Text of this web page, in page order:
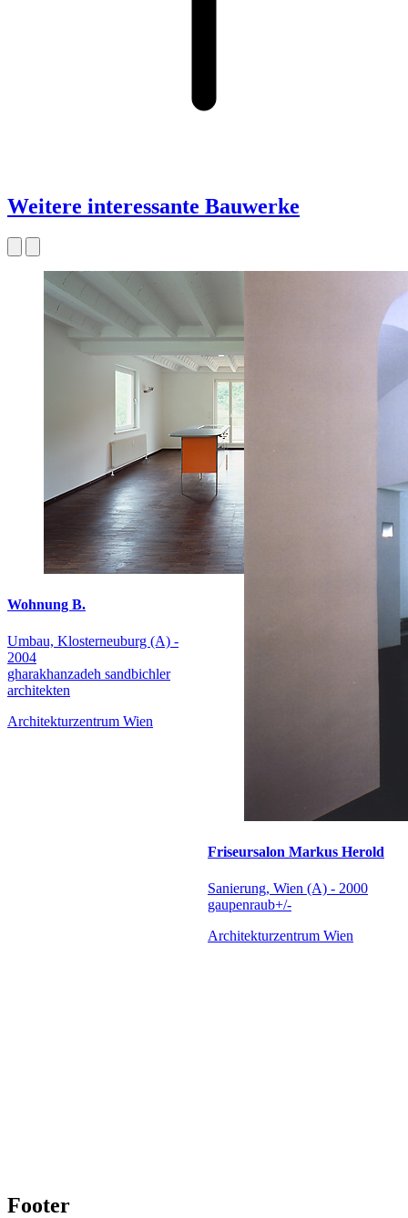
Weitere interessante Bauwerke
Wohnung B.
Umbau, Klosterneuburg (A) -
2004
gharakhanzadeh sandbichler
architekten
Architekturzentrum Wien
Friseursalon Markus Herold
Sanierung, Wien (A) - 2000
gaupenraub+/-
Architekturzentrum Wien
Footer